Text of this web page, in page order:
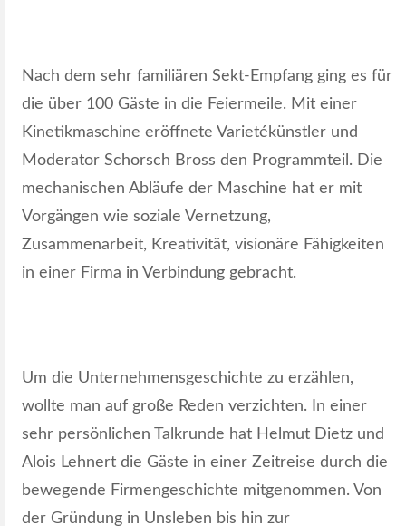
Nach dem sehr familiären Sekt-Empfang ging es für
die über 100 Gäste in die Feiermeile. Mit einer
Kinetikmaschine eröffnete Varietékünstler und
Moderator Schorsch Bross den Programmteil. Die
mechanischen Abläufe der Maschine hat er mit
Vorgängen wie soziale Vernetzung,
Zusammenarbeit, Kreativität, visionäre Fähigkeiten
in einer Firma in Verbindung gebracht.
Um die Unternehmensgeschichte zu erzählen,
wollte man auf große Reden verzichten. In einer
sehr persönlichen Talkrunde hat Helmut Dietz und
Alois Lehnert die Gäste in einer Zeitreise durch die
bewegende Firmengeschichte mitgenommen. Von
der Gründung in Unsleben bis hin zur